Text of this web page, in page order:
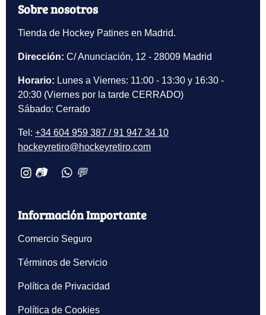
Sobre nosotros
Tienda de Hockey Patines en Madrid.
Dirección: C/ Anunciación, 12 - 28009 Madrid
Horario: Lunes a Viernes: 11:00 - 13:30 y 16:30 -
20:30 (Viernes por la tarde CERRADO)
Sábado: Cerrado
Tel: +34 604 959 387 / 91 947 34 10
hockeyretiro@hockeyretiro.com
📷 💬
Información Importante
Comercio Seguro
Términos de Servicio
Política de Privacidad
Política de Cookies